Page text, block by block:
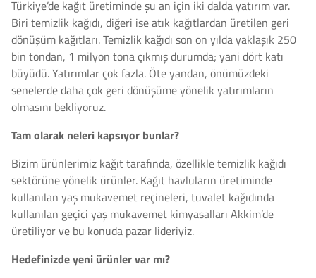
Türkiye’de kağıt üretiminde şu an için iki dalda yatırım var.
Biri temizlik kağıdı, diğeri ise atık kağıtlardan üretilen geri
dönüşüm kağıtları. Temizlik kağıdı son on yılda yaklaşık 250
bin tondan, 1 milyon tona çıkmış durumda; yani dört katı
büyüdü. Yatırımlar çok fazla. Öte yandan, önümüzdeki
senelerde daha çok geri dönüşüme yönelik yatırımların
olmasını bekliyoruz.
Tam olarak neleri kapsıyor bunlar?
Bizim ürünlerimiz kağıt tarafında, özellikle temizlik kağıdı
sektörüne yönelik ürünler. Kağıt havluların üretiminde
kullanılan yaş mukavemet reçineleri, tuvalet kağıdında
kullanılan geçici yaş mukavemet kimyasalları Akkim’de
üretiliyor ve bu konuda pazar lideriyiz.
Hedefinizde yeni ürünler var mı?